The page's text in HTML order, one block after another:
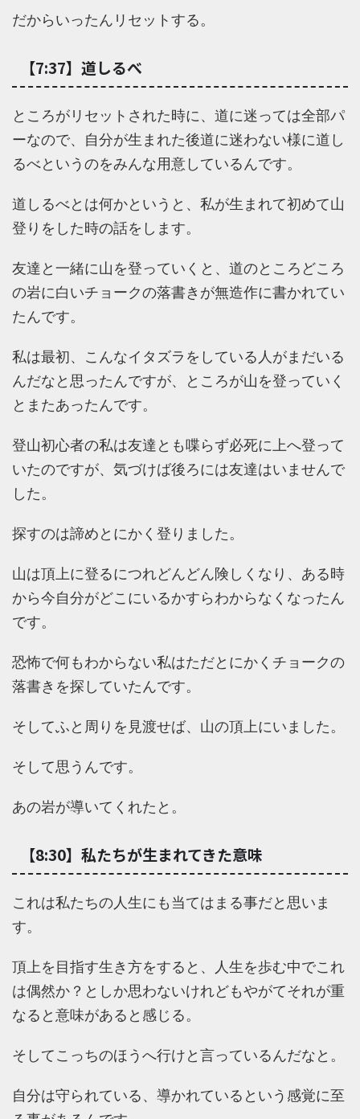
だからいったんリセットする。
【7:37】道しるべ
ところがリセットされた時に、道に迷っては全部パ
ーなので、自分が生まれた後道に迷わない様に道し
るべというのをみんな用意しているんです。
道しるべとは何かというと、私が生まれて初めて山
登りをした時の話をします。
友達と一緒に山を登っていくと、道のところどころ
の岩に白いチョークの落書きが無造作に書かれてい
たんです。
私は最初、こんなイタズラをしている人がまだいる
んだなと思ったんですが、ところが山を登っていく
とまたあったんです。
登山初心者の私は友達とも喋らず必死に上へ登って
いたのですが、気づけば後ろには友達はいませんで
した。
探すのは諦めとにかく登りました。
山は頂上に登るにつれどんどん険しくなり、ある時
から今自分がどこにいるかすらわからなくなったん
です。
恐怖で何もわからない私はただとにかくチョークの
落書きを探していたんです。
そしてふと周りを見渡せば、山の頂上にいました。
そして思うんです。
あの岩が導いてくれたと。
【8:30】私たちが生まれてきた意味
これは私たちの人生にも当てはまる事だと思いま
す。
頂上を目指す生き方をすると、人生を歩む中でこれ
は偶然か？としか思わないけれどもやがてそれが重
なると意味があると感じる。
そしてこっちのほうへ行けと言っているんだなと。
自分は守られている、導かれているという感覚に至